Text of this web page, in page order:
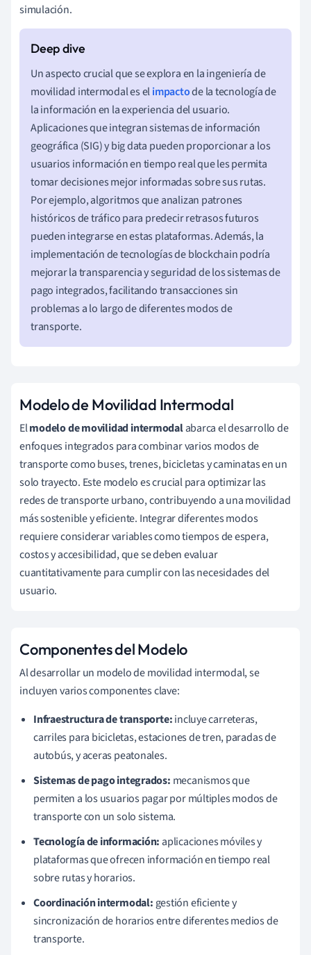
simulación.
Un aspecto crucial que se explora en la ingeniería de
movilidad intermodal es elimpactode la tecnología de
la información en la experiencia del usuario.
Aplicaciones que integran sistemas de información
geográfica (SIG) y big data pueden proporcionar a los
usuarios información en tiempo real que les permita
tomar decisiones mejor informadas sobre sus rutas.
Por ejemplo, algoritmos que analizan patrones
históricos de tráfico para predecir retrasos futuros
pueden integrarse en estas plataformas. Además, la
implementación de tecnologías de blockchain podría
mejorar la transparencia y seguridad de los sistemas de
pago integrados, facilitando transacciones sin
problemas a lo largo de diferentes modos de
transporte.
Modelo de Movilidad Intermodal
Elmodelo de movilidad intermodalabarca el desarrollo de
enfoques integrados para combinar varios modos de
transporte como buses, trenes, bicicletas y caminatas en un
solo trayecto. Este modelo es crucial para optimizar las
redes de transporte urbano, contribuyendo a una movilidad
más sostenible y eficiente. Integrar diferentes modos
requiere considerar variables como tiempos de espera,
costos y accesibilidad, que se deben evaluar
cuantitativamente para cumplir con las necesidades del
usuario.
Componentes del Modelo
Al desarrollar un modelo de movilidad intermodal, se
incluyen varios componentes clave:
Infraestructura de transporte:incluye carreteras,
carriles para bicicletas, estaciones de tren, paradas de
autobús, y aceras peatonales.
Sistemas de pago integrados: mecanismos que
permiten a los usuarios pagar por múltiples modos de
transporte con un solo sistema.
Tecnología de información: aplicaciones móviles y
plataformas que ofrecen información en tiempo real
sobre rutas y horarios.
Coordinación intermodal: gestión eficiente y
sincronización de horarios entre diferentes medios de
transporte.